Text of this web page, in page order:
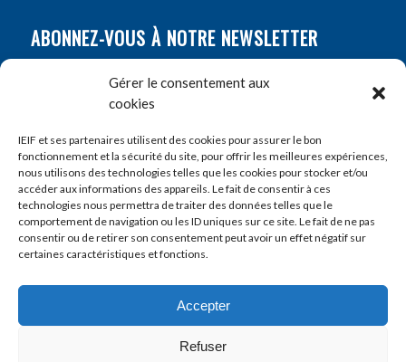
Gérer le consentement aux
cookies
IEIF et ses partenaires utilisent des cookies pour assurer le bon
fonctionnement et la sécurité du site, pour offrir les meilleures expériences,
nous utilisons des technologies telles que les cookies pour stocker et/ou
accéder aux informations des appareils. Le fait de consentir à ces
technologies nous permettra de traiter des données telles que le
comportement de navigation ou les ID uniques sur ce site. Le fait de ne pas
consentir ou de retirer son consentement peut avoir un effet négatif sur
certaines caractéristiques et fonctions.
Accepter
Refuser
ABONNEZ-VOUS À NOTRE NEWSLETTER
Prénom*
E-mail*